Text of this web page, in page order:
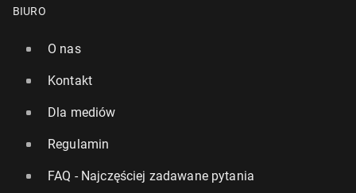
BIURO
O nas
Kontakt
Dla mediów
Regulamin
FAQ - Najczęściej zadawane pytania